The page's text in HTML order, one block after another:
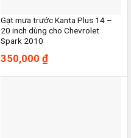
Gạt mưa trước Kanta Plus 14 –
20 inch dùng cho Chevrolet
Spark 2010
350,000 ₫